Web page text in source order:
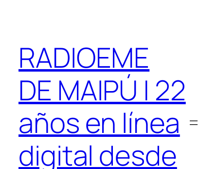
RADIOEME
DE MAIPÚ | 22
años en línea
digital desde